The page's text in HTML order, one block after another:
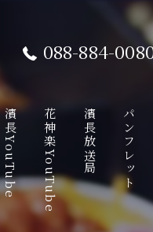
088-884-
濱長YouTube 花神楽YouTube 濱長放送局 パンフレット